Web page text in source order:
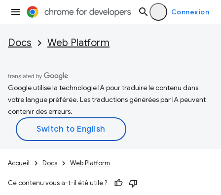
Connexion
Docs Web Platform
Google utilise la technologie IA pour traduire le contenu dans
votre langue préférée. Les traductions générées par IA peuvent
contenir des erreurs.
Accueil Docs Web Platform
Ce contenu vous a-t-il été utile ?